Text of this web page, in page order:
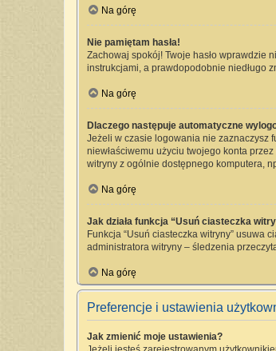
Na górę
Nie pamiętam hasła!
Zachowaj spokój! Twoje hasło wprawdzie
instrukcjami, a prawdopodobnie niedługo
Na górę
Dlaczego następuje automatyczne
Jeżeli w czasie logowania nie zaznaczysz
niewłaściwemu użyciu twojego konta
witryny z ogólnie dostępnego komputera,
Na górę
Jak działa funkcja “Usuń ciasteczka
Funkcja “Usuń ciasteczka witryny” usuwa
administratora witryny – śledzenia
Na górę
Preferencje i ustawienia
Jak zmienić moje ustawienia?